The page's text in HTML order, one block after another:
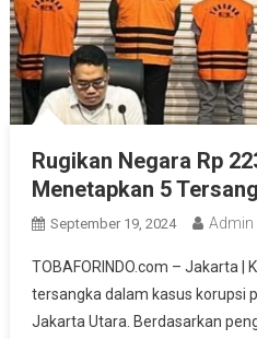
Rugikan Negara Rp
Menetapkan 5
September 19, 2024 Admin
TOBAFORINDO.com – Jakarta |
tersangka dalam kasus korupsi
Jakarta Utara. Berdasarkan